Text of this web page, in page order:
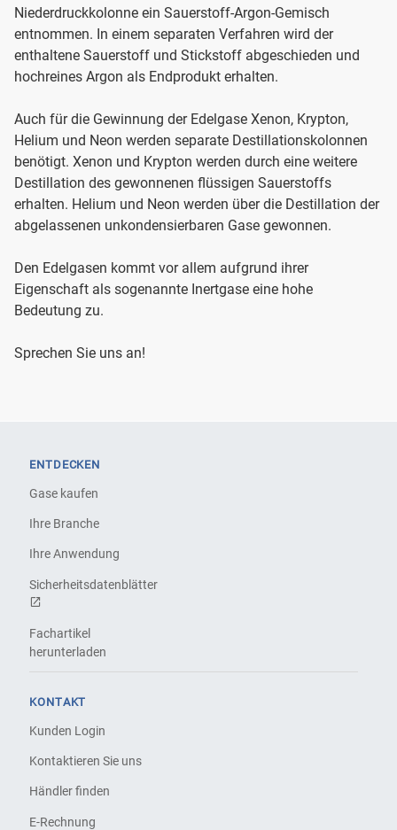
Niederdruckkolonne ein Sauerstoff-Argon-Gemisch
entnommen. In einem separaten Verfahren wird der
enthaltene Sauerstoff und Stickstoff abgeschieden und
hochreines Argon als Endprodukt erhalten.
Auch für die Gewinnung der Edelgase Xenon, Krypton,
Helium und Neon werden separate Destillationskolonnen
benötigt. Xenon und Krypton werden durch eine weitere
Destillation des gewonnenen flüssigen Sauerstoffs
erhalten. Helium und Neon werden über die Destillation der
abgelassenen unkondensierbaren Gase gewonnen.
Den Edelgasen kommt vor allem aufgrund ihrer
Eigenschaft als sogenannte Inertgase eine hohe
Bedeutung zu.
Sprechen Sie uns an!
ENTDECKEN
Gase kaufen
Ihre Branche
Ihre Anwendung
Sicherheitsdatenblätter
Fachartikel
herunterladen
KONTAKT
Kunden Login
Kontaktieren Sie uns
Händler finden
E-Rechnung